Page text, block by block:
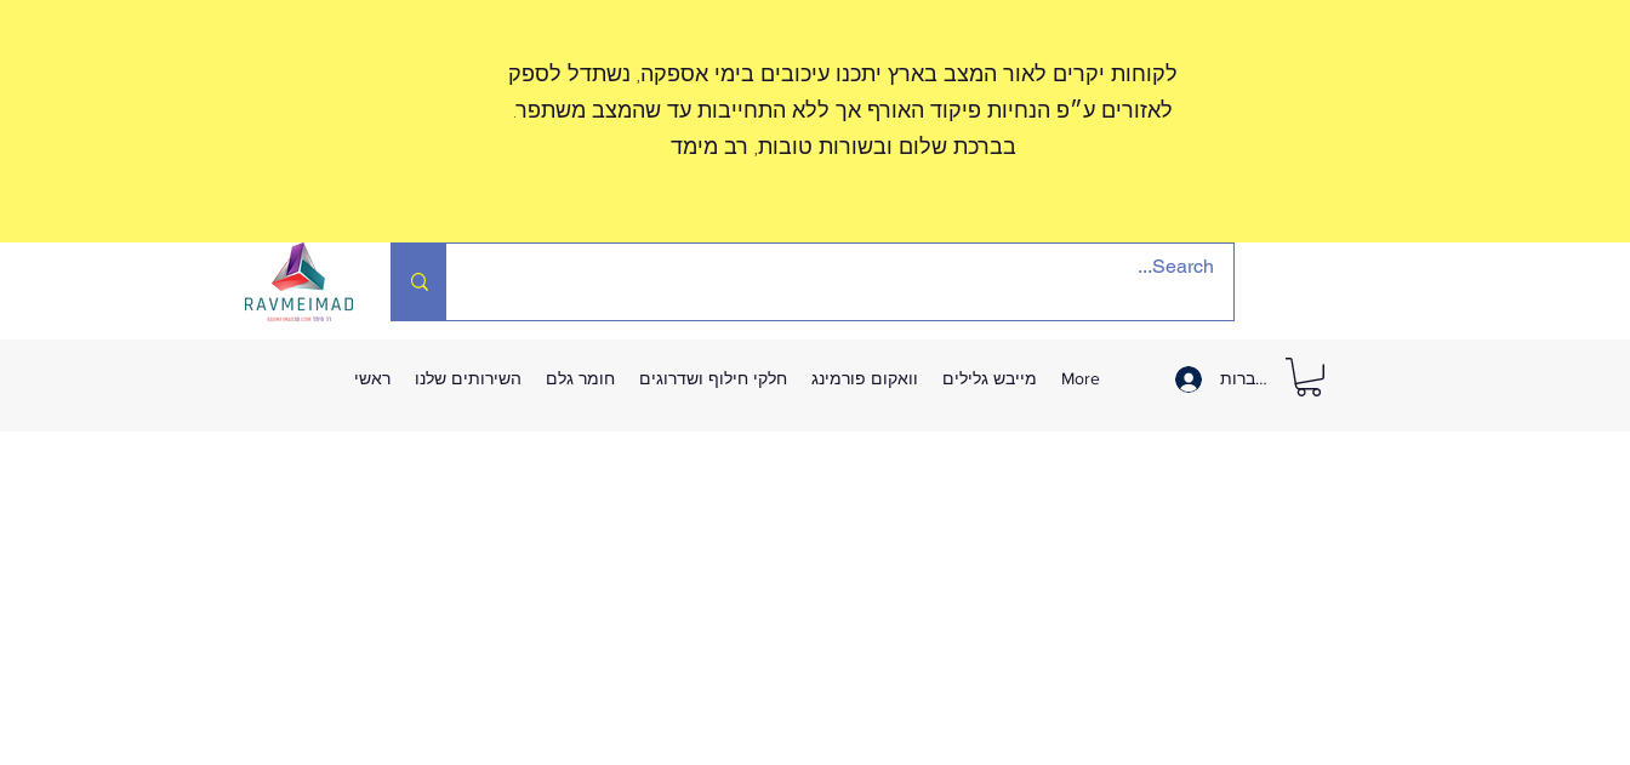
לקוחות יקרים לאור המצב בארץ יתכנו עיכובים בימי אספקה, נשתדל לספק
לאזורים ע״פ הנחיות פיקוד האורף אך ללא התחייבות עד שהמצב משתפר.
בברכת שלום ובשורות טובות, רב מימד
ראשי השירותים שלנו חומר גלם חלקי חילוף ושדרוגים וואקום פורמינג מייבש גלילים More להתחברות